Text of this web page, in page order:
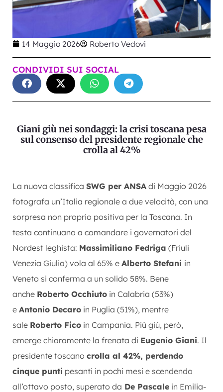
14 Maggio 2026 Roberto Vedovi
CONDIVIDI SUI SOCIAL
Giani giù nei sondaggi: la crisi toscana pesa
sul consenso del presidente regionale che
crolla al 42%
La nuova classifica SWG per ANSA di Maggio 2026
fotografa un’Italia regionale a due velocità, con una
sorpresa non proprio positiva per la Toscana. In
testa continuano a comandare i governatori del
Nordest leghista: Massimiliano Fedriga (Friuli
Venezia Giulia) vola al 65% e Alberto Stefani in
Veneto si conferma a un solido 58%. Bene
anche Roberto Occhiuto in Calabria (53%)
e Antonio Decaro in Puglia (51%), mentre
sale Roberto Fico in Campania. Più giù, però,
emerge chiaramente la frenata di Eugenio Giani. Il
presidente toscano crolla al 42%, perdendo
cinque punti pesanti in pochi mesi e scendendo
all’ottavo posto, superato da De Pascale in Emilia-